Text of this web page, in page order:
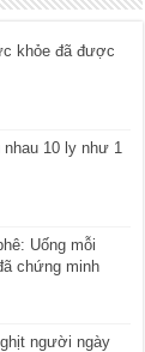
khỏe đã được
10 ly như 1
Uống mỗi
chứng minh
người ngày